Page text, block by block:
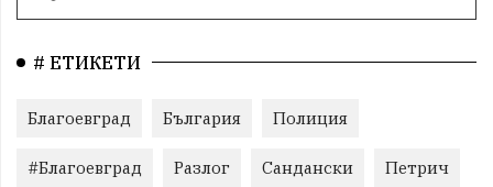
# ЕТИКЕТИ
Благоевград България Полиция
#Благоевград Разлог Сандански Петрич